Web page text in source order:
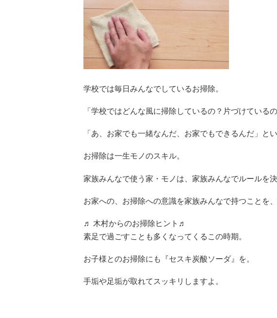
学校では毎日みんなでしているお掃除。
「学校ではどんな風に掃除しているの？片づけている
「あ、お家でも一緒なんだ、お家でもできるんだ」と
お掃除は一生モノのスキル。
家族みんなで使う家・モノは、家族みんなでルールを
お家への、お掃除への意識を家族みんなで持つことを
♬ 木村からのお掃除ヒント♬
素足で過ごすことも多くなってくるこの時期。
お子様とのお掃除にも『セスキ炭酸ソーダ』を。
手垢や足垢が取れてスッキリしますよ。